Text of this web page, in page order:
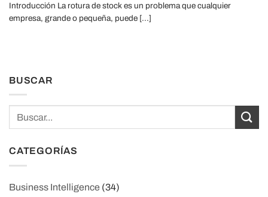
Introducción La rotura de stock es un problema que cualquier
empresa, grande o pequeña, puede [...]
BUSCAR
CATEGORÍAS
Business Intelligence (34)